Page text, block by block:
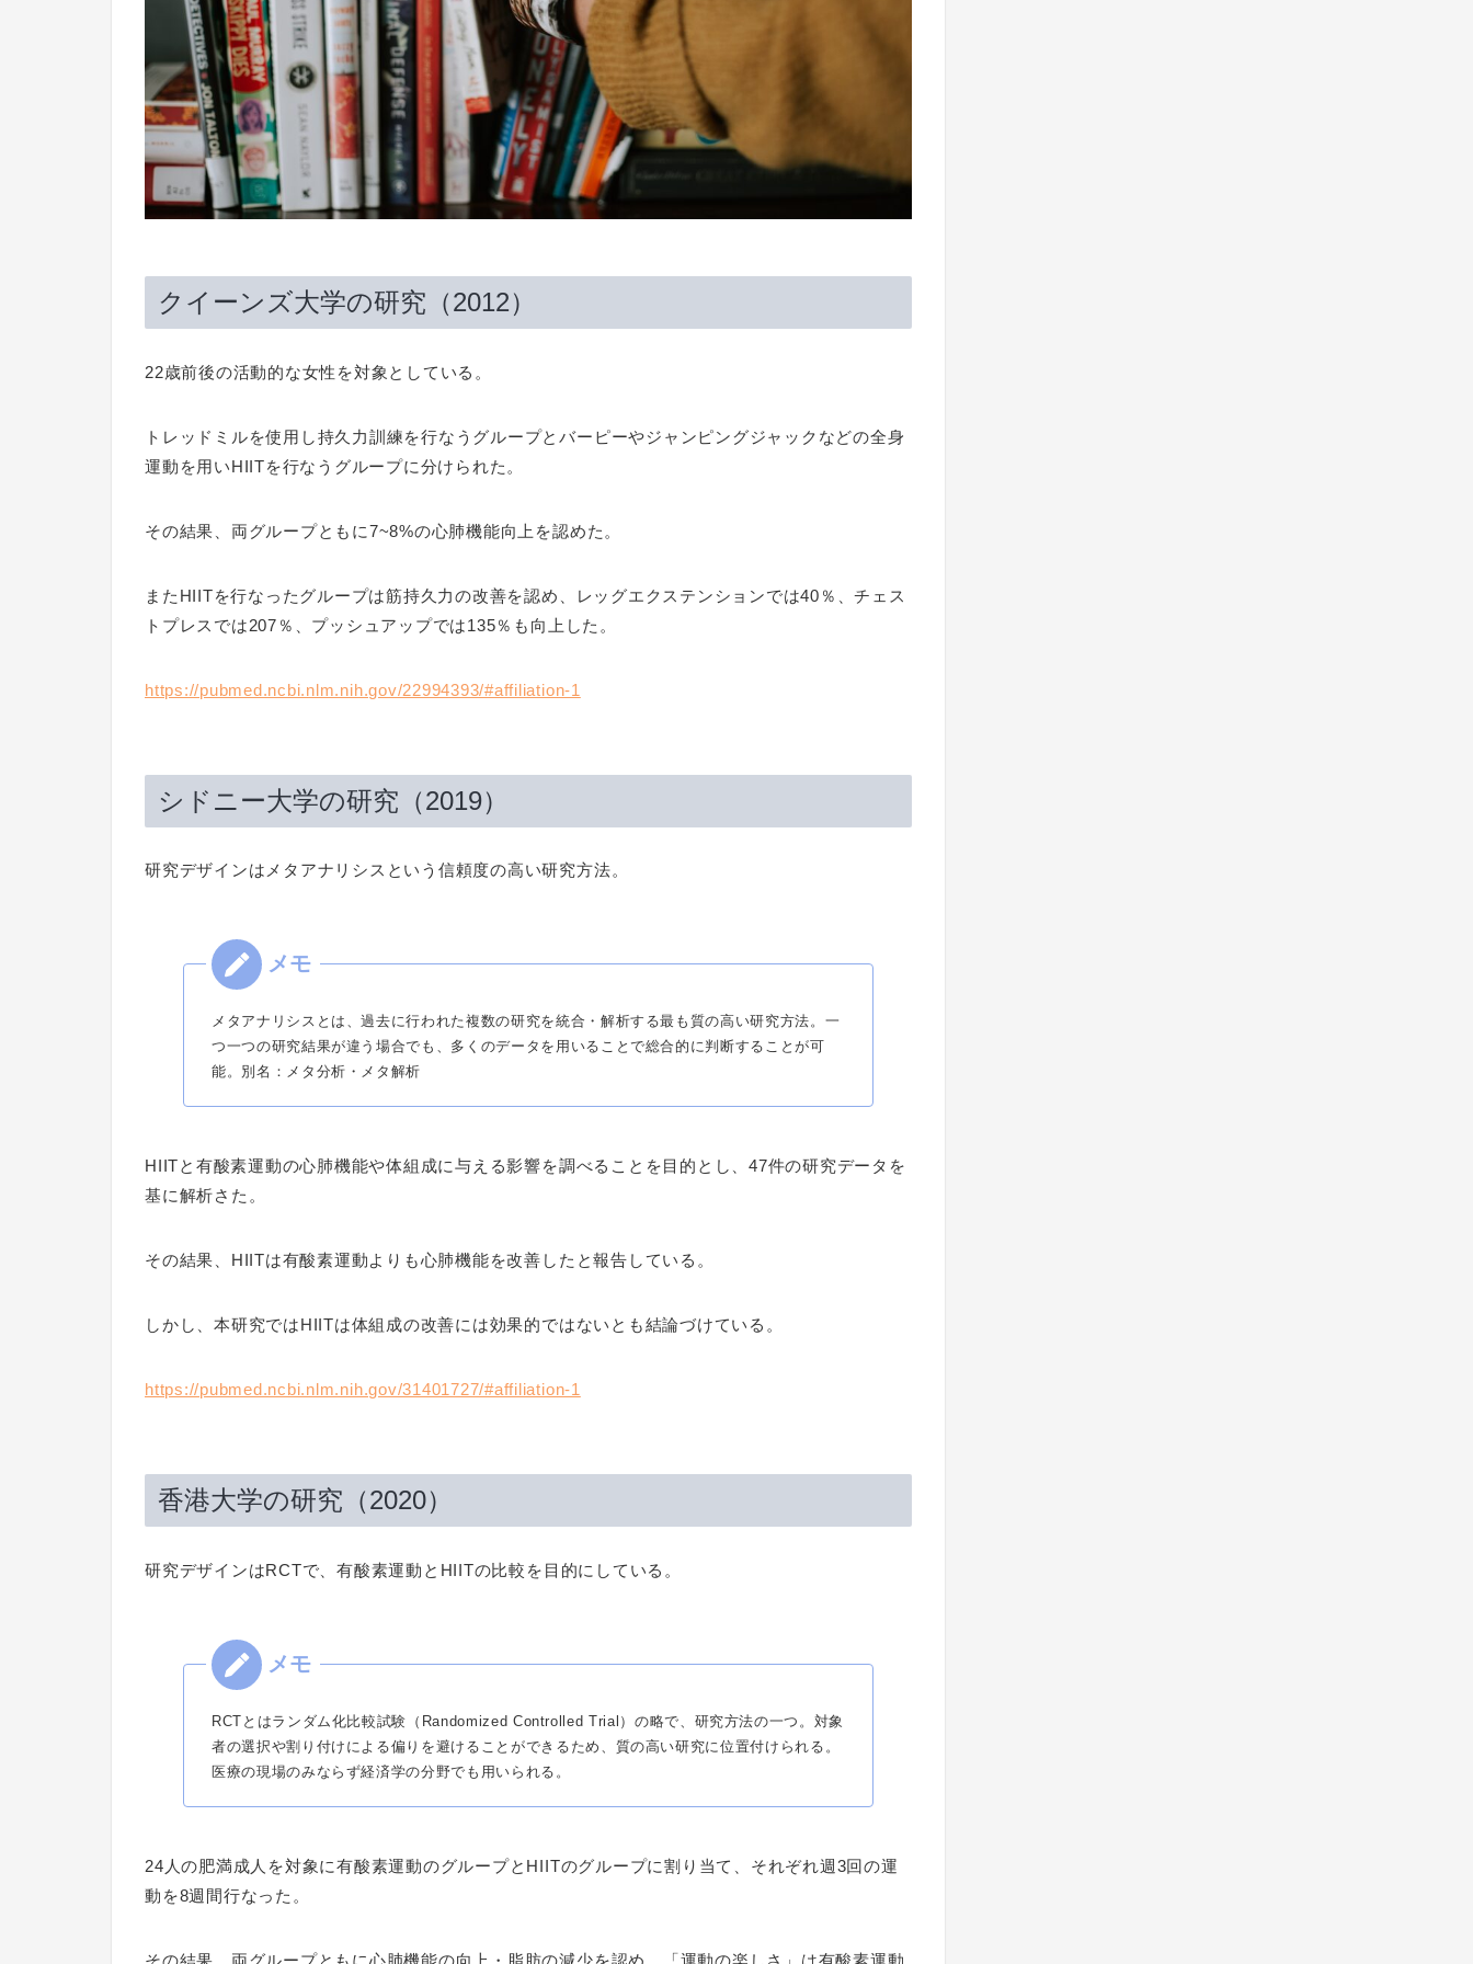
クイーンズ大学の研究（2012）
22歳前後の活動的な女性を対象としている。
トレッドミルを使用し持久力訓練を行なうグループとバーピーやジャンピングジャックなどの全身
運動を用いHIITを行なうグループに分けられた。
その結果、両グループともに7~8%の心肺機能向上を認めた。
またHIITを行なったグループは筋持久力の改善を認め、レッグエクステンションでは40％、チェス
トプレスでは207％、プッシュアップでは135％も向上した。
https://pubmed.ncbi.nlm.nih.gov/22994393/#affiliation-1
シドニー大学の研究（2019）
研究デザインはメタアナリシスという信頼度の高い研究方法。
メタアナリシスとは、過去に行われた複数の研究を統合・解析する最も質の高い研究方法。一
つ一つの研究結果が違う場合でも、多くのデータを用いることで総合的に判断することが可
能。別名：メタ分析・メタ解析
HIITと有酸素運動の心肺機能や体組成に与える影響を調べることを目的とし、47件の研究データを
基に解析さた。
その結果、HIITは有酸素運動よりも心肺機能を改善したと報告している。
しかし、本研究ではHIITは体組成の改善には効果的ではないとも結論づけている。
https://pubmed.ncbi.nlm.nih.gov/31401727/#affiliation-1
香港大学の研究（2020）
研究デザインはRCTで、有酸素運動とHIITの比較を目的にしている。
RCTとはランダム化比較試験（Randomized Controlled Trial）の略で、研究方法の一つ。対象
者の選択や割り付けによる偏りを避けることができるため、質の高い研究に位置付けられる。
医療の現場のみならず経済学の分野でも用いられる。
24人の肥満成人を対象に有酸素運動のグループとHIITのグループに割り当て、それぞれ週3回の運
動を8週間行なった。
その結果、両グループともに心肺機能の向上・脂肪の減少を認め、「運動の楽しさ」は有酸素運動